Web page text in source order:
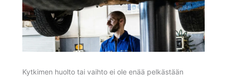
Kytkimen huolto tai vaihto ei ole enää pelkästään